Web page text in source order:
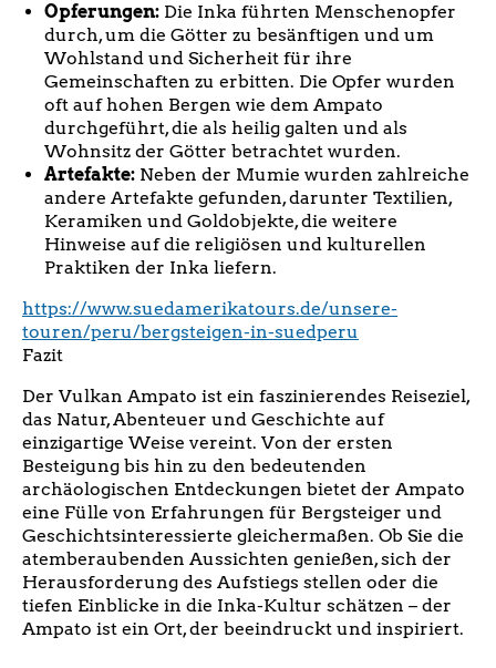
Opferungen: Die Inka führten Menschenopfer
durch, um die Götter zu besänftigen und um
Wohlstand und Sicherheit für ihre
Gemeinschaften zu erbitten. Die Opfer wurden
oft auf hohen Bergen wie dem Ampato
durchgeführt, die als heilig galten und als
Wohnsitz der Götter betrachtet wurden.
Artefakte: Neben der Mumie wurden zahlreiche
andere Artefakte gefunden, darunter Textilien,
Keramiken und Goldobjekte, die weitere
Hinweise auf die religiösen und kulturellen
Praktiken der Inka liefern.
https://www.suedamerikatours.de/unsere-
touren/peru/bergsteigen-in-suedperu
Fazit
Der Vulkan Ampato ist ein faszinierendes Reiseziel,
das Natur, Abenteuer und Geschichte auf
einzigartige Weise vereint. Von der ersten
Besteigung bis hin zu den bedeutenden
archäologischen Entdeckungen bietet der Ampato
eine Fülle von Erfahrungen für Bergsteiger und
Geschichtsinteressierte gleichermaßen. Ob Sie die
atemberaubenden Aussichten genießen, sich der
Herausforderung des Aufstiegs stellen oder die
tiefen Einblicke in die Inka-Kultur schätzen – der
Ampato ist ein Ort, der beeindruckt und inspiriert.